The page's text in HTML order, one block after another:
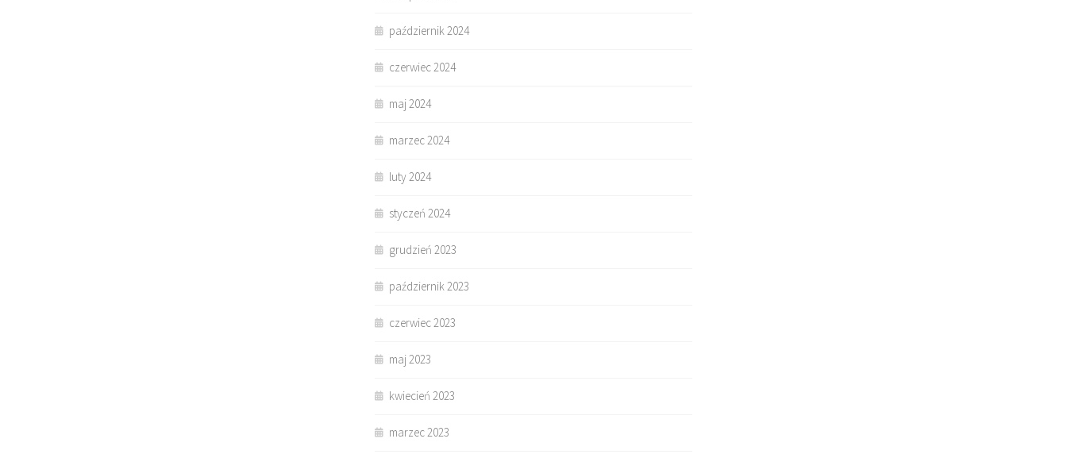
październik 2024
czerwiec 2024
maj 2024
marzec 2024
luty 2024
styczeń 2024
grudzień 2023
październik 2023
czerwiec 2023
maj 2023
kwiecień 2023
marzec 2023